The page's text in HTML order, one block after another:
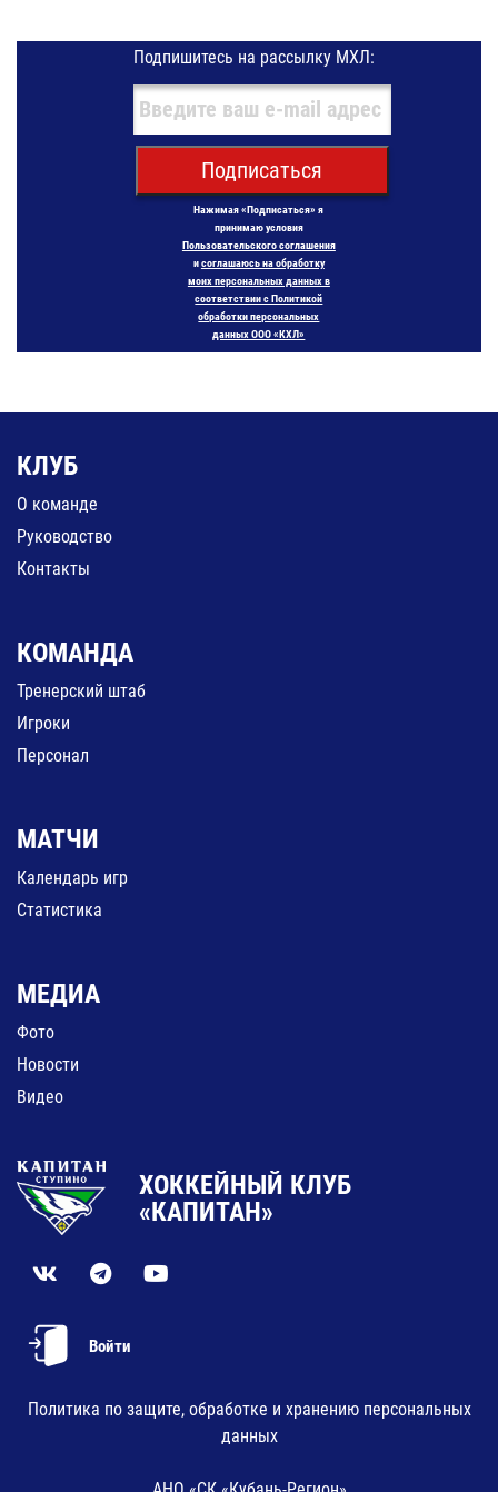
Подпишитесь на рассылку МХЛ:
Подписаться
Нажимая «Подписаться» я
принимаю условия
Пользовательского соглашения
исоглашаюсь на обработку
моих персональных данных в
соответствии с Политикой
обработки персональных
данных ООО «КХЛ»
КЛУБ
О команде
Руководство
Контакты
КОМАНДА
Тренерский штаб
Игроки
Персонал
МАТЧИ
Календарь игр
Статистика
МЕДИА
Фото
Новости
Видео
ХОККЕЙНЫЙ КЛУБ
«КАПИТАН»
Войти
Политика по защите, обработке и хранению персональных
данных